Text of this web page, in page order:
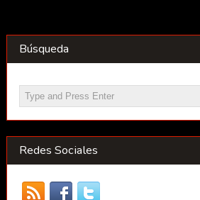
Búsqueda
Redes Sociales